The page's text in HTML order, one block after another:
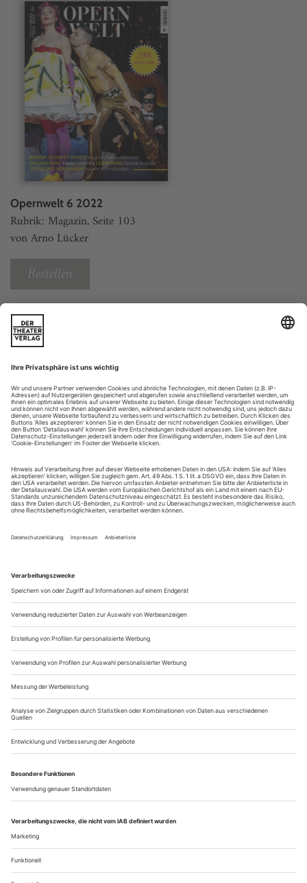
Opernwelt 6 2022
Rubrik: Magazin, Seite 103
von Arno Lücker
Bestellen
Weitere Beiträge
WENIGSTENS TRASH
Puccini: Tosca NEAPEL | TEATRO SAN CARLO
Hier hat die Abrissbirne gewaltig zugeschlagen! Opernregie-
Debütant Edoardo De Angelis – er kommt vom Film –
bemüht sich erst gar nicht, zu Beginn von Puccinis «Tosca»
zeigen (beziehungsweise von Mimmo Paladino errichten zu
lassen). Auf der großen Bühne des Teatro San Carlo in
Neapel sehen wir ein klotzartiges Gebilde, aus dem...
Editorial 6/22
lebt. Und die «Opernwelt» ebenfalls. Die aktuelle Ausgabe ist
die Nummer 750 – zureichender Grund, um den regen
Austausch zwischen der musiktheatralen Kunst und der
(möglichst kunstvollen) Kunst-betrachtungzu feiern. Da
dieser Diskurs auch in unserem «Geschäft» alles ist, haben
wir einige Intendantinnen und Intendanten...
Himmelhöchstes Weltentrücken
Calixto Bieito watet in Wien durch «Tristan und Isolde»
Am Ende, als die Buhrufe über Calixto Bieito niedergingen
wie ein Platzregen, formte der spanische Regisseur mit den
Händen ein Herz in Richtung seiner Kritiker, so als wolle er
sagen: Das ist doch die Oper der alle Grenzen
überschreitenden Liebe: Wagners «Tristan und Isolde».
Direktor Bogdan Roščić hat dem Staatsopernpublikum, das
bei Neuinszenierungen generell zum Zürnen neigt, groß...
Über uns Kontakt Kritikerumfrage Newsletter